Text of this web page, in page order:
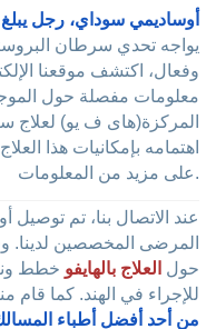
أوساديمي سوداي، رجل يبلغ من العمر 50
يواجه تحدي سرطان
وفعال، اكتشف موقعنا
معلومات مفصلة حول
المركزة(هاى ف يو) لعلاج
اهتمامه بإمكانيات هذا
على مزيد من المعلومات.
عند الاتصال بنا، تم
المرضى المخصصين لدينا.
حول العلاج بالهايفو خطط
للإجراء في الهند. كما
من أحد أفضل أطباء المسالك